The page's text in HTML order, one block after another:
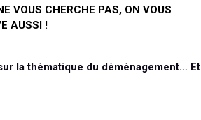
VOUS CHERCHE PAS, ON VOUS
AUSSI !
la thématique du déménagement… Et